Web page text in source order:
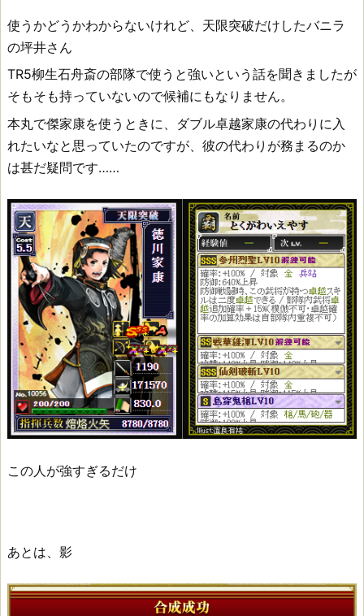
使うかどうかわからないけれど、天限突破だけしたバニラ
の坪井さん
TR5柳生石舟斎の部隊で使うと強いという話を聞きましたが
そもそも持っていないので候補にもなりません。
本丸で傑家康を使うときに、ダブル卓越家康の代わりに入
れたいなと思っていたのですが、彼の代わりが務まるのか
は甚だ疑問です……
この人が強すぎるだけ
あとは、影